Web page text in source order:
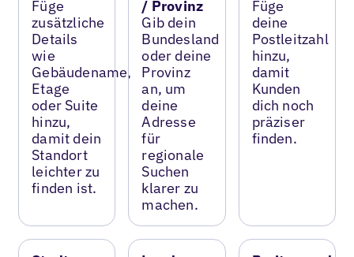
Füge
zusätzliche
Details
wie
Gebäudename,
Etage
oder Suite
hinzu,
damit dein
Standort
leichter zu
finden ist.
/ Provinz
Gib dein
Bundesland
oder deine
Provinz
an, um
deine
Adresse
für
regionale
Suchen
klarer zu
machen.
Füge
deine
Postleitzahl
hinzu,
damit
Kunden
dich noch
präziser
finden.